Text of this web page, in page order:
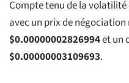
Compte tenu de la volatilité
avec un prix de
$0.00000002826994et un
$0.00000003109693.